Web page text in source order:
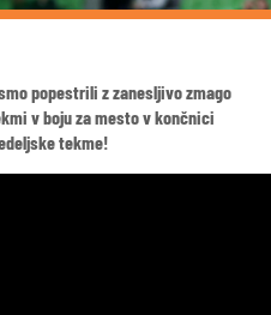
popestrili z zanesljivo zmago
v boju za mesto v končnici
tekme!